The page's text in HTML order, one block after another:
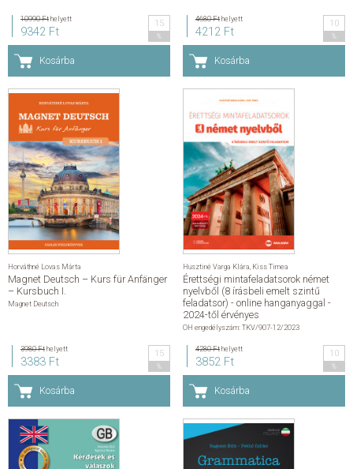
10990 Fthelyett
9342 Ft
15
Kosárba
4680 Fthelyett
4212 Ft
10
Kosárba
Horváthné Lovas Márta
Magnet Deutsch – Kurs für Anfänger
– Kursbuch I.
Magnet Deutsch
3980 Fthelyett
3383 Ft
15
Kosárba
Husztiné Varga Klára Kiss Timea
Érettségi mintafeladatsorok német
nyelvből (8 írásbeli emelt szintű
feladatsor) - online hanganyaggal -
2024-től érvényes
OH engedélyszám: TKV/907-12/2023
4280 Fthelyett
3852 Ft
10
Kosárba